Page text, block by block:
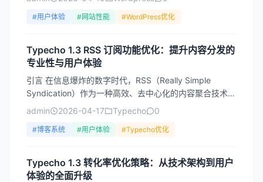
#用户体验 #网站性能 #WordPress优化
Typecho 1.3 RSS 订阅功能优化：提升内容分发的
专业性与用户体验
引言 在信息爆炸的数字时代，RSS（Really Simple
Syndication）作为一种高效、去中心化的内容聚合技术，
依然是许多专业用户获取信息的重要渠...
admin 2026-04-17 Typecho 0
#博客系统 #用户体验 #Typecho优化
Typecho 1.3 转化率优化策略：从技术架构到用户
体验的全面升级